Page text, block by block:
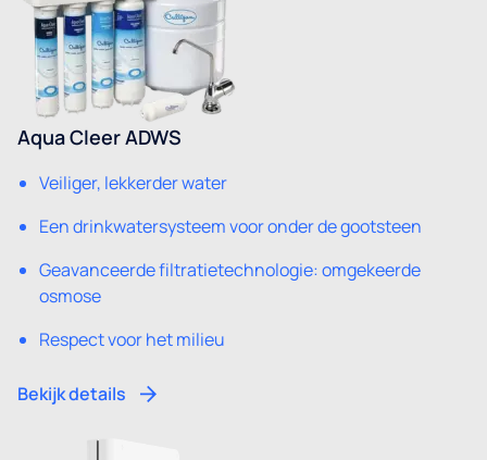
Aqua Cleer ADWS
Veiliger, lekkerder water
Een drinkwatersysteem voor onder de gootsteen
Geavanceerde filtratietechnologie: omgekeerde
osmose
Respect voor het milieu
Bekijk details